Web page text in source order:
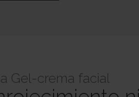
Gel-crema facial